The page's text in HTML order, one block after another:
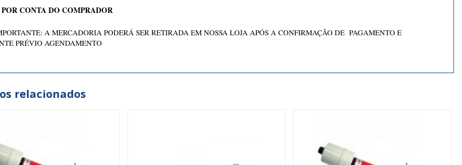
CONTA DO COMPRADOR
A MERCADORIA PODERÁ SER RETIRADA EM NOSSA LOJA APÓS A CONFIRMAÇÃO DE PAGAMENTO E
PRÉVIO AGENDAMENTO
relacionados